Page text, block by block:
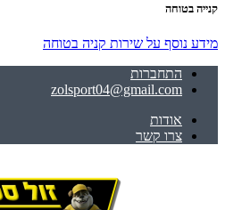
קנייה בטוחה
מידע נוסף על שירות קניה בטוחה
התחברות
zolsport04@gmail.com
אודות
צרו קשר